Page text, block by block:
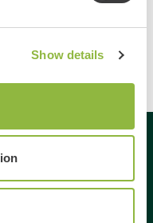
Show details